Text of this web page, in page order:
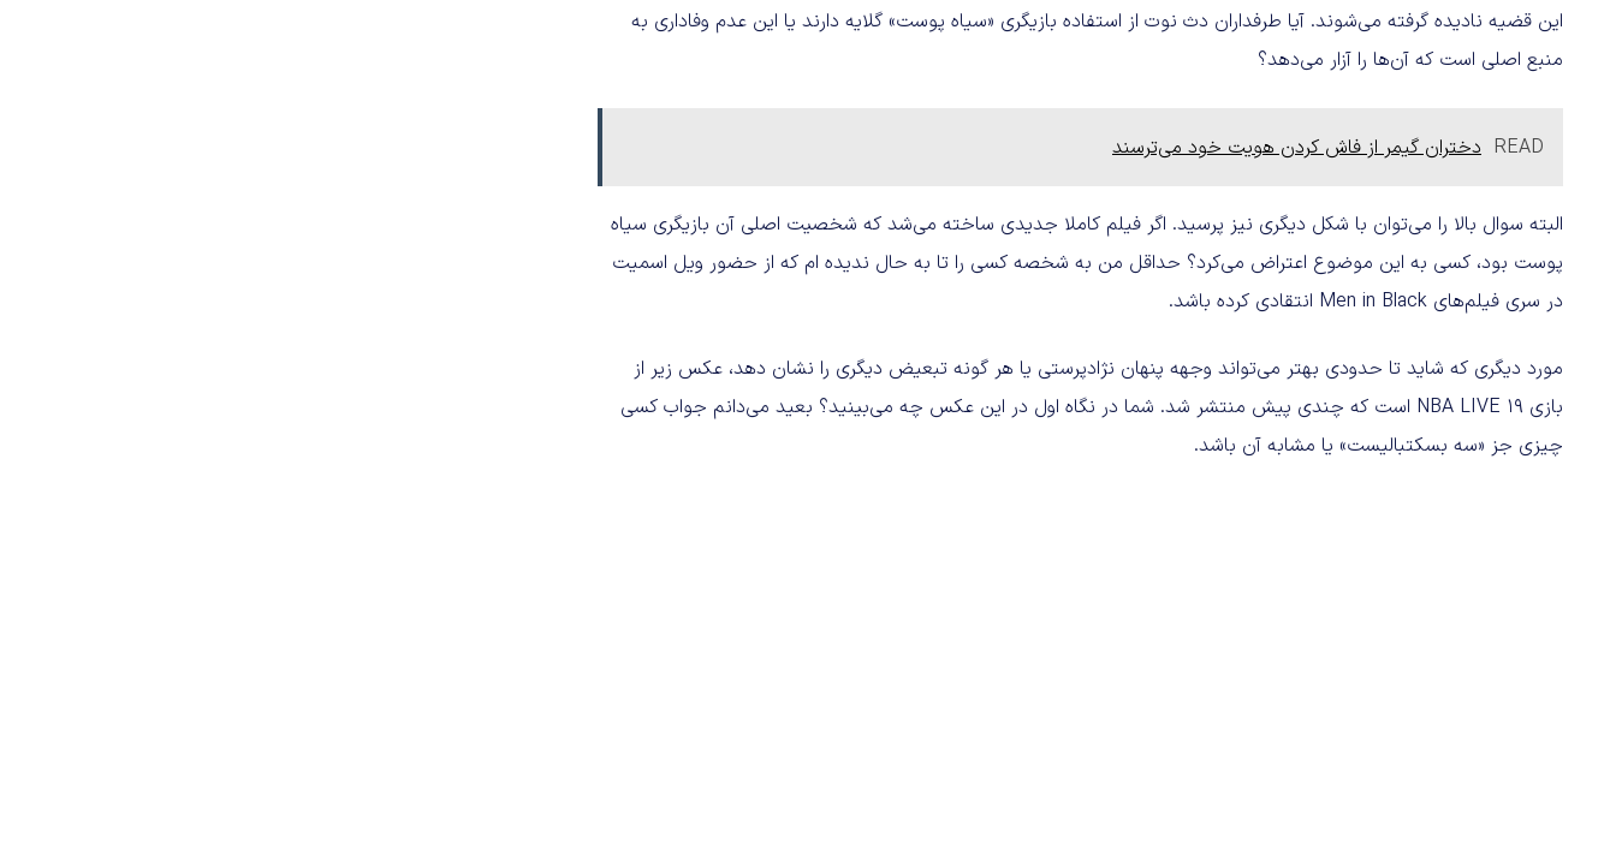
این قضیه نادیده گرفته می‌شوند. آیا طرفداران دث نوت از استفاده بازیگری «سیاه پوست» گلایه دارند یا این عدم وفاداری به
منبع اصلی است که آن‌ها را آزار می‌دهد؟
READ دختران گیمر از فاش کردن هویت خود می‌ترسند
البته سوال بالا را می‌توان با شکل دیگری نیز پرسید. اگر فیلم کاملا جدیدی ساخته می‌شد که شخصیت اصلی آن بازیگری سیاه
پوست بود، کسی به این موضوع اعتراض می‌کرد؟ حداقل من به شخصه کسی را تا به حال ندیده ام که از حضور ویل اسمیت
در سری فیلم‌های Men in Black انتقادی کرده باشد.
مورد دیگری که شاید تا حدودی بهتر می‌تواند وجهه پنهان نژادپرستی یا هر گونه تبعیض دیگری را نشان دهد، عکس زیر از
بازی NBA LIVE 19 است که چندی پیش منتشر شد. شما در نگاه اول در این عکس چه می‌بینید؟ بعید می‌دانم جواب کسی
چیزی جز «سه بسکتبالیست» یا مشابه آن باشد.